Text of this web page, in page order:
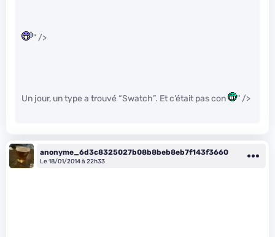
" />
Un jour, un type a trouvé “Swatch”. Et c’était pas con " />
anonyme_6d3c8325027b08b8beb8eb7f143f3660
Le 18/01/2014 à 22h33